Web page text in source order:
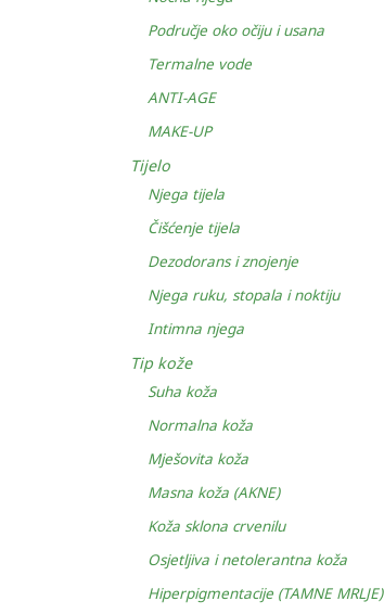
Područje oko očiju i usana
Termalne vode
ANTI-AGE
MAKE-UP
Tijelo
Njega tijela
Čišćenje tijela
Dezodorans i znojenje
Njega ruku, stopala i noktiju
Intimna njega
Tip kože
Suha koža
Normalna koža
Mješovita koža
Masna koža (AKNE)
Koža sklona crvenilu
Osjetljiva i netolerantna koža
Hiperpigmentacije (TAMNE MRLJE)